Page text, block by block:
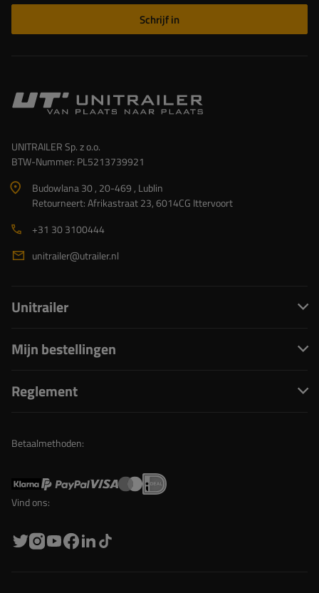
Schrijf in
UNITRAILER Sp. z o.o.
BTW-Nummer: PL5213739921
Budowlana 30 , 20-469 , Lublin
Retourneert: Afrikastraat 23, 6014CG Ittervoort
+31 30 3100444
unitrailer@utrailer.nl
Unitrailer
Mijn bestellingen
Reglement
Betaalmethoden:
Vind ons: